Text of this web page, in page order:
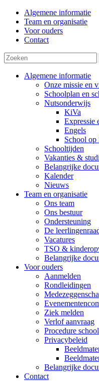
Algemene informatie
Team en organisatie
Voor ouders
Contact
Algemene informatie
Onze missie en
Schoolplan en
Nutsonderwijs
KiVa
Expressie
Engels
School op
Schooltijden
Vakanties &
Belangrijke
Kalender
Nieuws
Team en organisatie
Ons team
Ons bestuur
Ondersteuning
De
Vacatures
TSO &
Belangrijke
Voor ouders
Aanmelden
Rondleidingen
Ziek melden
Verlof aanvraag
Procedure
Privacybeleid
Belangrijke
Contact